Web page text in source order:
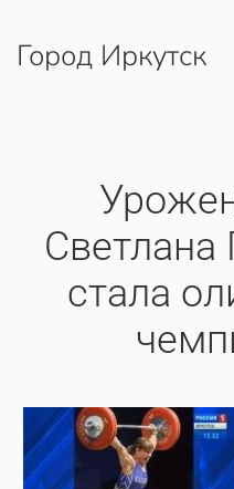
Перейти к
Город Иркутск
Светлана
стала